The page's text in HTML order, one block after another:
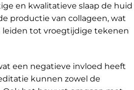
en kwalitatieve slaap de huid
productie van collageen, wat
leiden tot vroegtijdige tekenen
een negatieve invloed heeft
kunnen zowel de